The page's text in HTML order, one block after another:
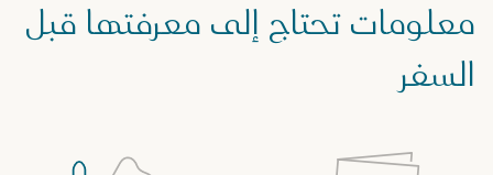
معلومات تحتاج إلى معرفتها قبل
السفر